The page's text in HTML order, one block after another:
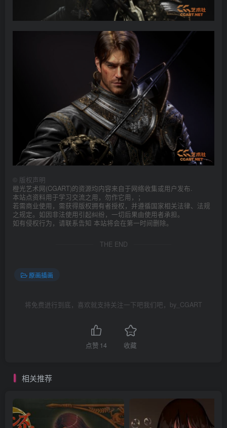
© 版权声明
橙光艺术网(CGART)的资源均内容来自于网络收集或用户发布.
本站点资料用于学习交流之用，勿作它用，；
若需商业使用，需获得版权拥有者授权，并遵循国家相关法律、法规
之规定。如因非法使用引起纠纷，一切后果由使用者承担。
如有侵权行为，请联系告知 本站将会在第一时间删除。
THE END
原画插画
将免费进行到底，喜欢就支持关注一下吧我们吧，by_CGART
点赞 14 收藏
相关推荐